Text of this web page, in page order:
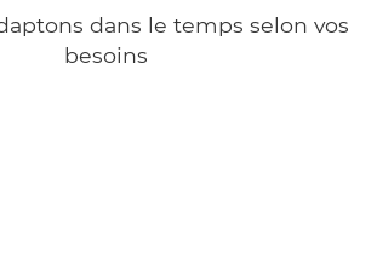
dans le temps selon vos
besoins